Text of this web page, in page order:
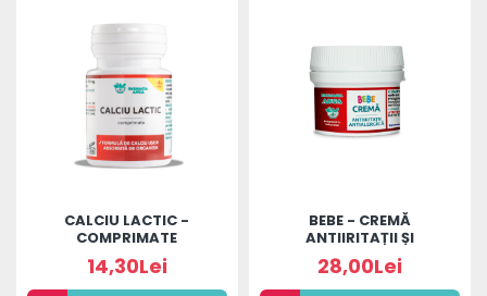
CALCIU LACTIC -
COMPRIMATE
14,30Lei
BEBE - CREMĂ
ANTIIRITAȚII ȘI
ANTIALERGICĂ
28,00Lei